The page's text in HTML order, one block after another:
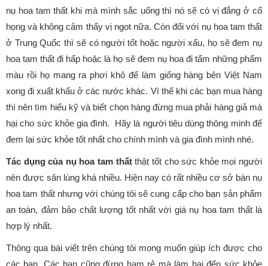
nụ hoa tam thất khi mà mình sắc uống thì nó sẽ có vị đắng ở cổ
họng và không cảm thấy vị ngọt nữa. Còn đối với nụ hoa tam thất
ở Trung Quốc thì sẽ có người tốt hoặc người xấu, họ sẽ đem nụ
hoa tam thất đi hấp hoặc là họ sẽ đem nụ hoa đi tẩm những phẩm
màu rồi họ mang ra phơi khô để làm giống hàng bên Việt Nam
xong đi xuất khẩu ở các nước khác. Vì thế khi các bạn mua hàng
thì nên tìm hiểu kỹ và biết chọn hàng đừng mua phải hàng giả mà
hại cho sức khỏe gia đình. Hãy là người tiêu dùng thông minh để
đem lại sức khỏe tốt nhất cho chính mình và gia đình mình nhé.
Tác dụng của nụ hoa tam thấtthật tốt cho sức khỏe mọi người
nên được săn lùng khá nhiều. Hiện nay có rất nhiều cơ sở bán nụ
hoa tam thất nhưng với chúng tôi sẽ cung cấp cho bạn sản phẩm
an toàn, đảm bảo chất lượng tốt nhất với giá nụ hoa tam thất là
hợp lý nhất.
Thông qua bài viết trên chúng tôi mong muốn giúp ích được cho
các bạn. Các bạn cũng đừng ham rẻ mà làm hại đến sức khỏe